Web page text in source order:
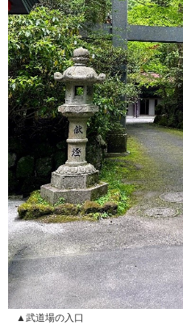
▲武道場の入口